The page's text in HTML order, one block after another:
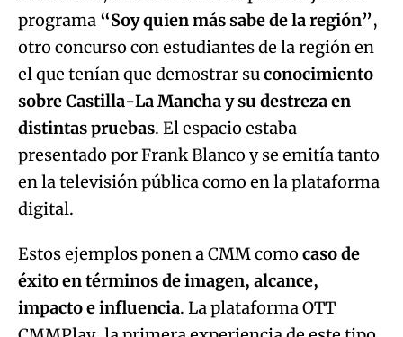
sobre Castilla-La Mancha y su destreza en
distintas pruebas. El espacio estaba
presentado por Frank Blanco y se emitía tanto
en la televisión pública como en la plataforma
digital.
Estos ejemplos ponen a CMM comocaso de
éxito en términos de imagen, alcance,
impacto e influencia
CMMPlay, la primera experiencia de este tipo
entre las radiotelevisiones autonómicas en
España, se creó en 2018 con el objetivo de
generar contenido de utilidad y servicio